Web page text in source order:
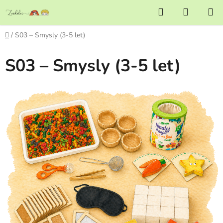
obsah
Hledat
KOŠÍK
Domů
/ S03 – Smysly (3-5 let)
S03 – Smysly (3-5 let)